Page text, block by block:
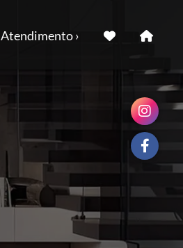
Atendimento ›